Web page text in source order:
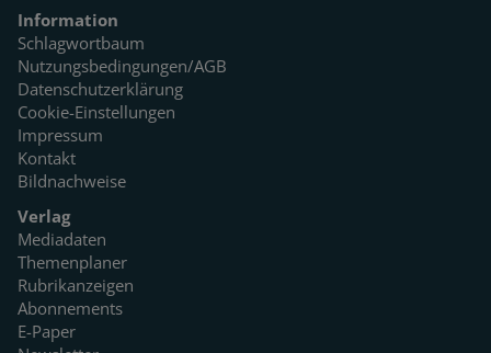
Information
Schlagwortbaum
Nutzungsbedingungen/AGB
Datenschutzerklärung
Cookie-Einstellungen
Impressum
Kontakt
Bildnachweise
Verlag
Mediadaten
Themenplaner
Rubrikanzeigen
Abonnements
E-Paper